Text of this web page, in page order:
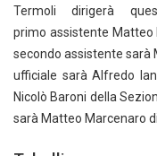
Termoli dirigerà
primo assistente Matteo
secondo assistente sarà
ufficiale sarà Alfredo
Nicolò Baroni della
sarà Matteo Marcenaro